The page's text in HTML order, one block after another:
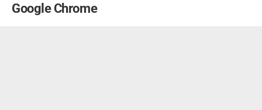
Google Chrome